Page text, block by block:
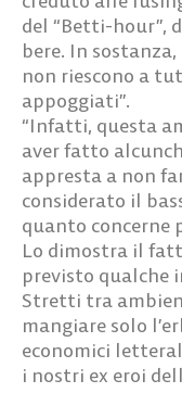
del “Betti-hour”,
bere. In
non riescono a
appoggiati”.
“Infatti, questa
aver fatto
appresta a non
considerato il
quanto concerne
Lo dimostra il
previsto qualche
Stretti tra
mangiare solo
economici
i nostri ex eroi